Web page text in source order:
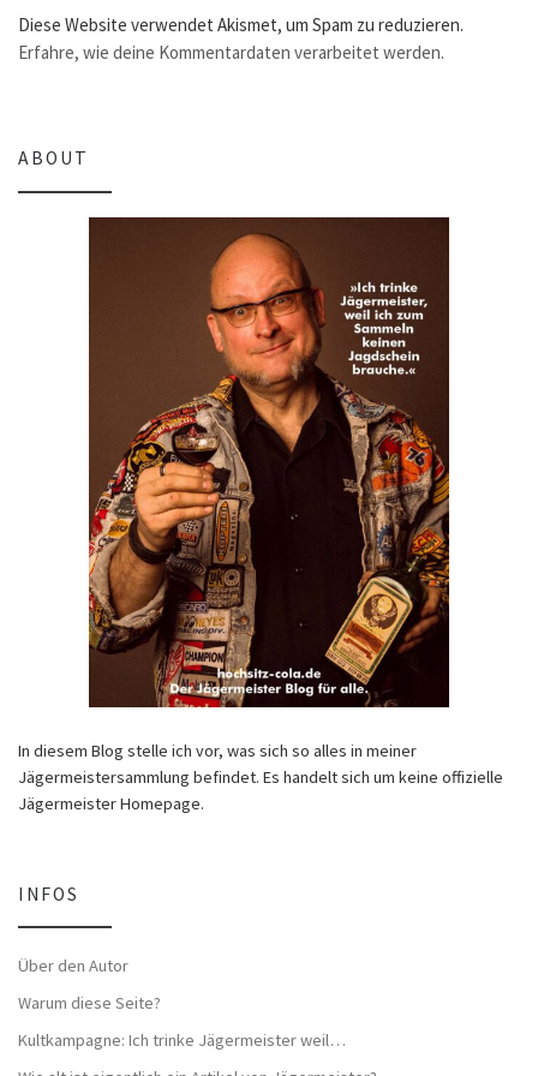
Diese Website verwendet Akismet, um Spam zu reduzieren.
Erfahre, wie deine Kommentardaten verarbeitet werden.
ABOUT
In diesem Blog stelle ich vor, was sich so alles in meiner
Jägermeistersammlung befindet. Es handelt sich um keine offizielle
Jägermeister Homepage.
INFOS
Über den Autor
Warum diese Seite?
Kultkampagne: Ich trinke Jägermeister weil…